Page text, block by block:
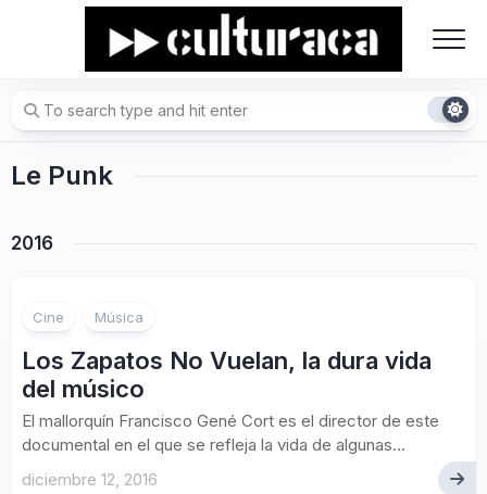
Le Punk
2016
Cine Música
Los Zapatos No Vuelan, la dura vida
del músico
El mallorquín Francisco Gené Cort es el director de este
documental en el que se refleja la vida de algunas...
diciembre 12, 2016